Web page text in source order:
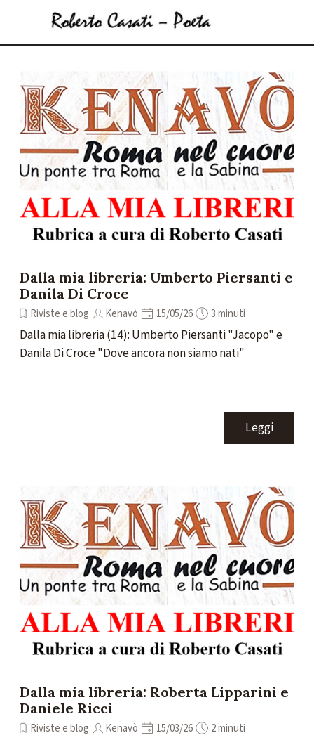
Salta menù
Dalla mia libreria: Umberto Piersanti e
Danila Di Croce
Riviste e blog Kenavò 15/05/26 3 minuti
Dalla mia libreria (14): Umberto Piersanti "Jacopo" e
Danila Di Croce "Dove ancora non siamo nati"
Leggi
Dalla mia libreria: Roberta Lipparini e
Daniele Ricci
Riviste e blog Kenavò 15/03/26 2 minuti